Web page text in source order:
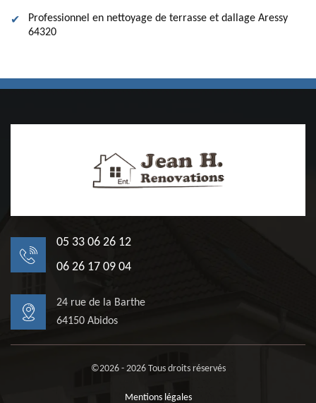
Professionnel en nettoyage de terrasse et dallage Aressy
64320
05 33 06 26 12
06 26 17 09 04
24 rue de la Barthe
64150 Abidos
©2026 - 2026 Tous droits réservés
Mentions légales